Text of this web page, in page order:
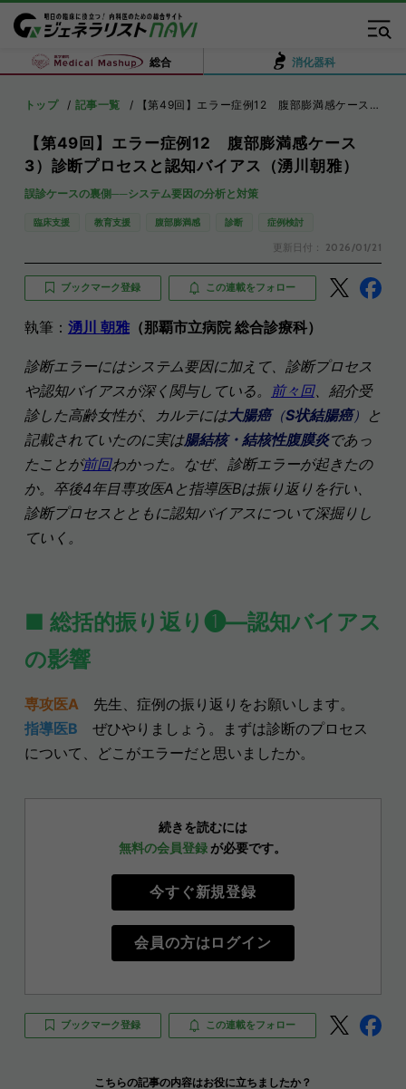
総合 消化器科
トップ 記事一覧 【第49回】エラー症例12 腹部膨満感ケース 3）診断プロセスと認知バイアス（湧川朝雅）
【第49回】エラー症例12 腹部膨満感ケース
3）診断プロセスと認知バイアス（湧川朝雅）
誤診ケースの裏側──システム要因の分析と対策
臨床支援 教育支援 腹部膨満感 診断 症例検討
更新日付： 2026/01/21
ブックマーク登録 この連載をフォロー
執筆： 湧川 朝雅（那覇市立病院 総合診療科）
診断エラーにはシステム要因に加えて、診断プロセス
や認知バイアスが深く関与している。
前々回、紹介受
診した高齢女性が、カルテには大腸癌（S状結腸癌） と
記載されていたのに実は腸結核・結核性腹膜炎であっ
たことが前回わかった。なぜ、診断エラーが起きたの
か。卒後4年目専攻医Aと指導医Bは振り返りを行い、
診断プロセスとともに認知バイアスについて深掘りし
ていく。
■ 総括的振り返り❶―認知バイアス
の影響
専攻医A 先生、症例の振り返りをお願いします。
指導医B ぜひやりましょう。まずは診断のプロセス
について、どこがエラーだと思いましたか。
続きを読むには
無料の会員登録 が必要です。
今すぐ新規登録
会員の方はログイン
ブックマーク登録 この連載をフォロー
こちらの記事の内容はお役に立ちましたか？